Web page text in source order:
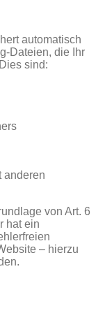
automatisch
Dateien, die Ihr
sind:
anderen
von Art. 6
hat ein
– hierzu